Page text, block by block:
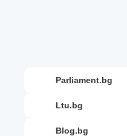
parliament.bg
ltu.bg
blog.bg